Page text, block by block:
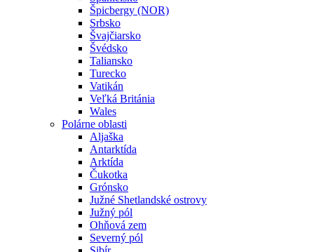
Špicbergy (NOR)
Srbsko
Švajčiarsko
Švédsko
Taliansko
Turecko
Vatikán
Veľká Británia
Wales
Polárne oblasti
Aljaška
Antarktída
Arktída
Čukotka
Grónsko
Južné Shetlandské ostrovy
Južný pól
Ohňová zem
Severný pól